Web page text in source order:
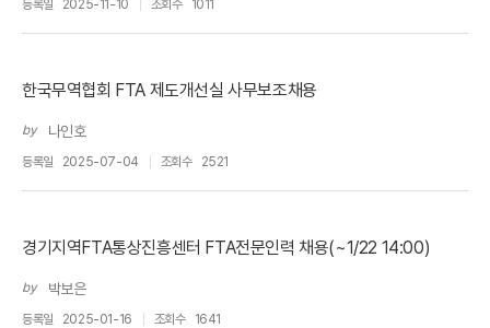
등록일 2025-11-10 조회수 1011
한국무역협회 FTA 제도개선실 사무보조채용
by 나인호
등록일 2025-07-04 조회수 2521
경기지역FTA통상진흥센터 FTA전문인력 채용(~1/22 14:00)
by 박보은
등록일 2025-01-16 조회수 1641